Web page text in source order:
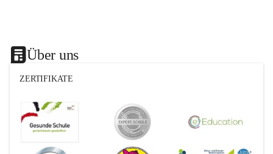
Über uns
ZERTIFIKATE